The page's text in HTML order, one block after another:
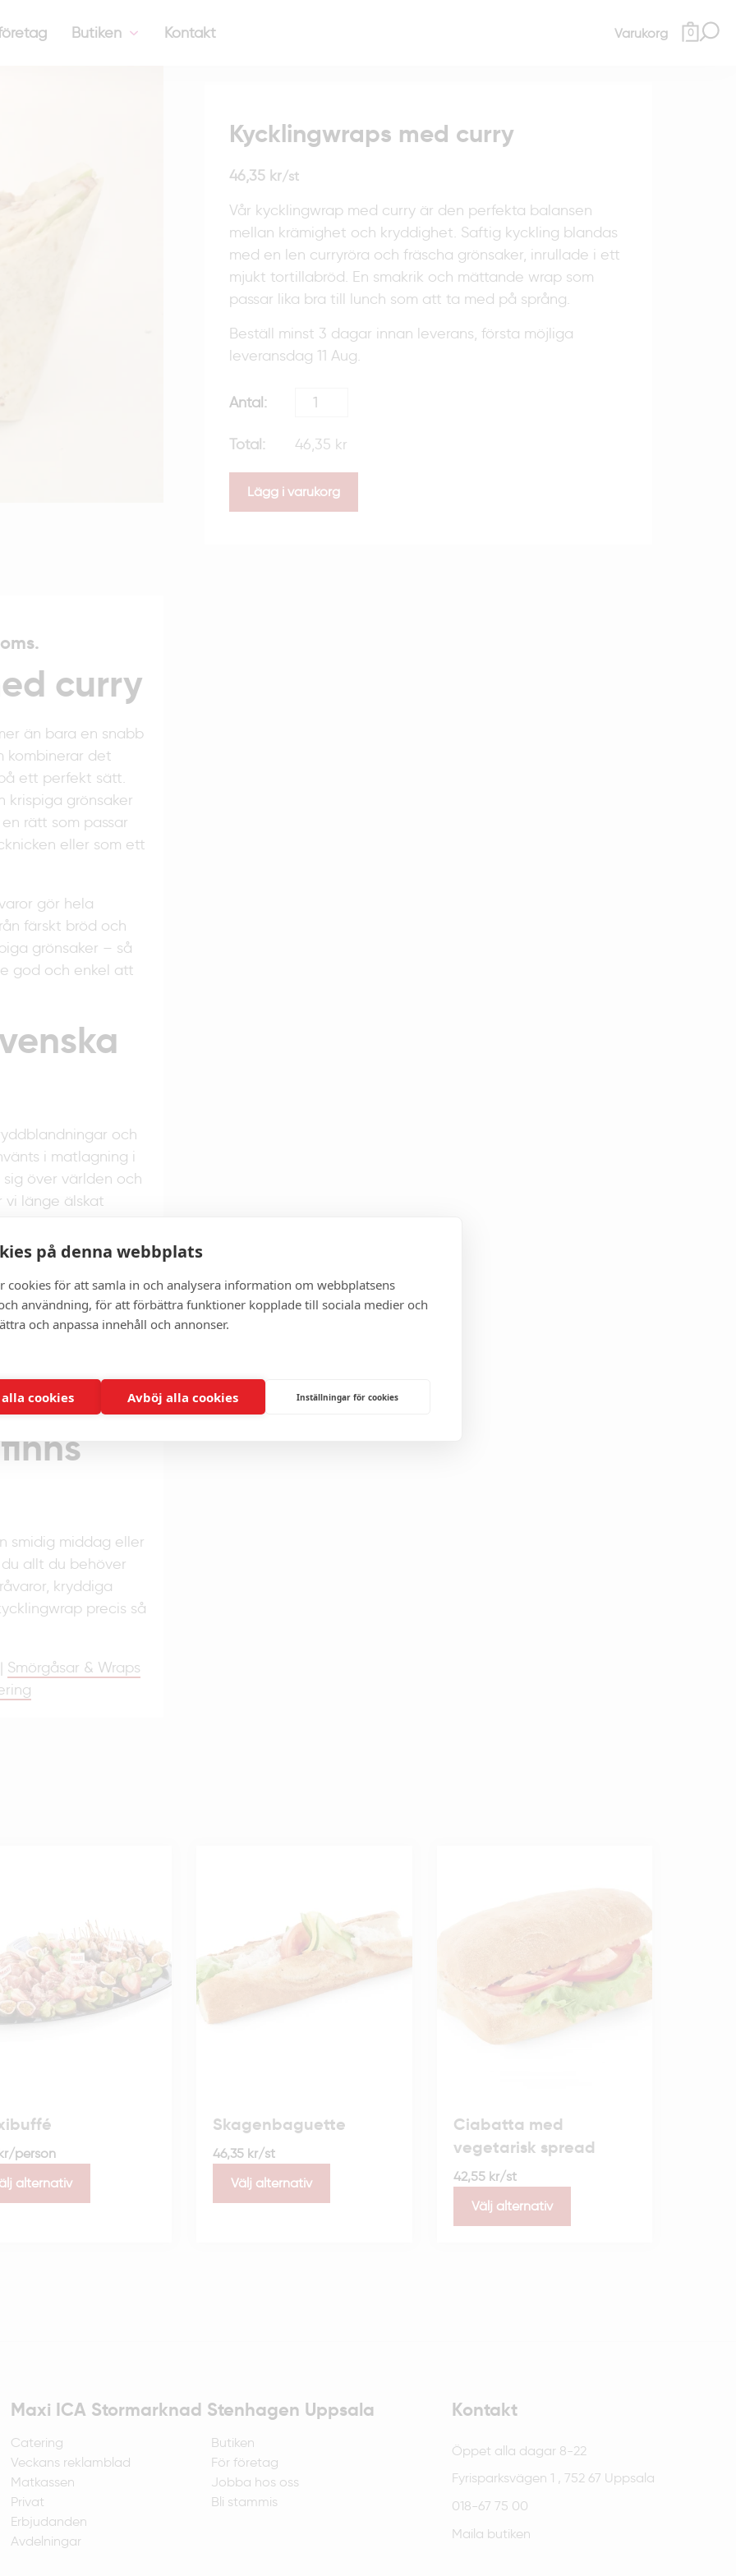
på denna webbplats
cookies för att samla in och analysera information om webbplatsens
användning, för att förbättra funktioner kopplade till sociala medier och
och anpassa innehåll och annonser.
cookies Avböj alla cookies Inställningar för cookies
Butiken Kontakt Varukorg 0
Kycklingwraps med curry
46,35 kr/st
Vår kycklingwrap med curry är den perfekta balansen
mellan krämighet och kryddighet. Saftig kyckling blandas
med en len curryröra och fräscha grönsaker, inrullade i ett
mjukt tortillabröd. En smakrik och mättande wrap som
passar lika bra till lunch som att ta med på språng.
Beställ minst 3 dagar innan leverans, första möjliga
leveransdag 11 Aug.
curry
46,35 kr
Lägg i varukorg
curry
än bara en snabb
kombinerar det
ett perfekt sätt.
krispiga grönsaker
rätt som passar
eller som ett
gör hela
färskt bröd och
grönsaker – så
god och enkel att
och
i matlagning i
över världen och
vi länge älskat
i wraps har den
balansen
curry
smidig middag eller
allt du behöver
kryddiga
precis så
| Smörgåsar & Wraps
kr/person
alternativ
Skagenbaguette
46,35 kr/st
Välj alternativ
Ciabatta med
vegetarisk spread
42,55 kr/st
Välj alternativ
Maxi ICA Stormarknad Stenhagen Uppsala
Catering
Veckans reklamblad
Matkassen
Privat
Erbjudanden
Avdelningar
Butiken
För företag
Jobba hos oss
Bli stammis
Kontakt
Öppet alla dagar 8-22
Fyrisparksvägen 1 , 752 67 Uppsala
018-67 75 00
Maila butiken